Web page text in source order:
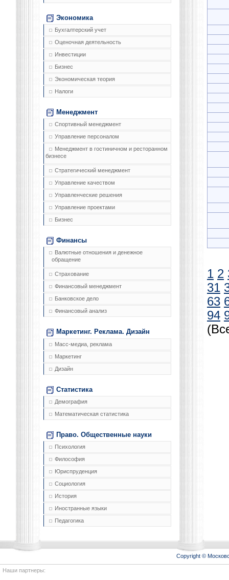
Экономика
Бухгалтерский учет
Оценочная деятельность
Инвестиции
Бизнес
Экономическая теория
Налоги
Менеджмент
Спортивный менеджмент
Управление персоналом
Менеджмент в гостиничном и ресторанном
бизнесе
Стратегический менеджмент
Управление качеством
Управленческие решения
Управление проектами
Бизнес
Финансы
Валютные отношения и денежное
обращение
Страхование
Финансовый менеджмент
Банковское дело
Финансовый анализ
Маркетинг. Реклама. Дизайн
Масс-медиа, реклама
Маркетинг
Дизайн
Статистика
Демография
Математическая статистика
Право. Общественные науки
Психология
Философия
Юриспруденция
Социология
История
Иностранные языки
Педагогика
1 2
31
63
94
Copyright ©
Наши партнеры: